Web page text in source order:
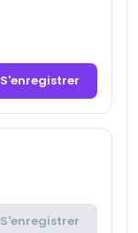
S'enregistrer
S'enregistrer